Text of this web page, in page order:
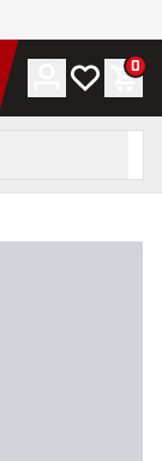
Konto
Min 0